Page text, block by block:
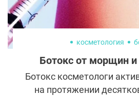
косметология
Ботокс от морщин и
Ботокс косметологи
на протяжении